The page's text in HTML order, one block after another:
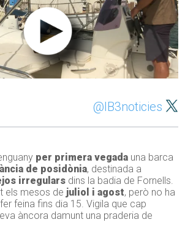
@IB3noticies
per primera vegada una barca
de posidònia, destinada a
irregulars dins la badia de Fornells.
els mesos de juliol i agost, però no ha
feina fins dia 15. Vigila que cap
àncora damunt una praderia de